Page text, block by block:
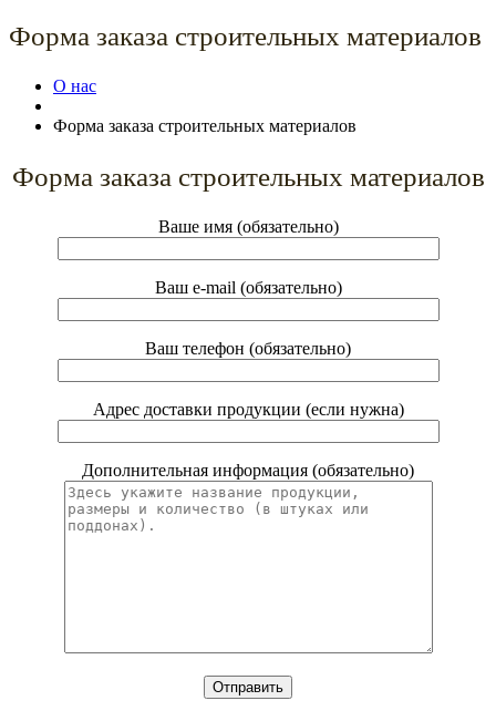
Форма заказа строительных материалов
О нас
Форма заказа строительных материалов
Форма заказа строительных материалов
Ваше имя (обязательно)
Ваш e-mail (обязательно)
Ваш телефон (обязательно)
Адрес доставки продукции (если нужна)
Дополнительная информация (обязательно)